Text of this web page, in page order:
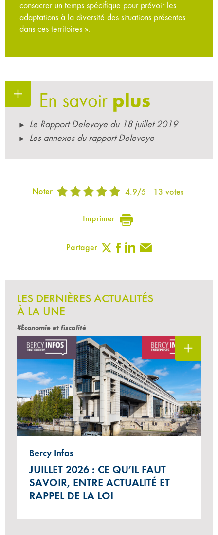
consacrer un temps spécifique pour prévoir les
adaptations à la diversité des situations présentes
dans ces territoires ».
En savoir plus
Le Rapport Delevoye du 18 juillet 2019
Les annexes du rapport Delevoye
Noter 4.9/5 13 votes
Imprimer
Partager
LES DERNIÈRES ACTUALITÉS
À LA UNE
#Économie et fiscalité
Bercy Infos
JUILLET 2026 : CE QU’IL FAUT
SAVOIR, ENTRE ACTUALITÉ ET
RAPPEL DE LA LOI